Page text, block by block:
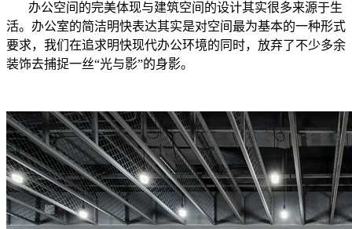
办公空间的完美体现与建筑空间的设计其实很多来源于生
活。办公室的简洁明快表达其实是对空间最为基本的一种形式
要求，我们在追求明快现代办公环境的同时，放弃了不少多余
装饰去捕捉一丝“光与影”的身影。